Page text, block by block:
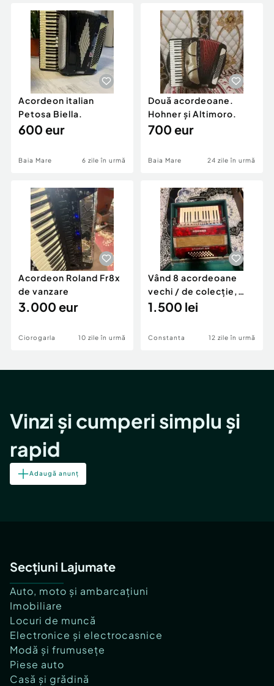
Servicii
Animale de companie
Afaceri și echipamente profesionale
Inchiriere Bunuri si Vehicule
Utilaje agricole si industriale
Piese auto si accesorii
Dacia Duster
Acordeon italian
Petosa Biella.
600 eur
Baia Mare 6 zile în urmă
Două acordeoane.
Hohner și Altimoro.
700 eur
Baia Mare 24 zile în urmă
Acordeon Roland Fr8x
de vanzare
3.000 eur
Ciorogarla 10 zile în urmă
Vând 8 acordeoane
vechi / de colecție,
exact cele care se văd
1.500 lei
Constanta 12 zile în urmă
Vinzi și cumperi simplu și
rapid
Adaugă anunț
Secțiuni Lajumate
Auto, moto și ambarcațiuni
Imobiliare
Locuri de muncă
Electronice și electrocasnice
Modă și frumusețe
Piese auto
Casă și grădină